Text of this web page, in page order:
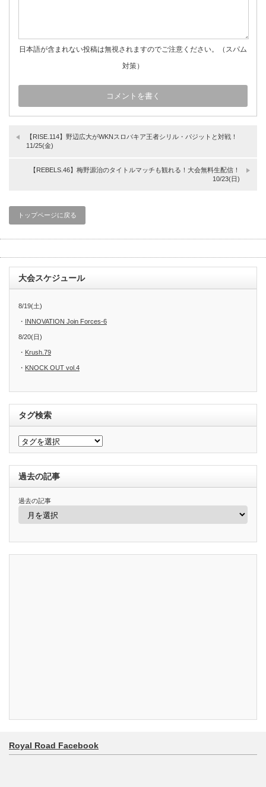
日本語が含まれない投稿は無視されますのでご注意ください。（スパム
対策）
【RISE.114】野辺広大がWKNスロバキア王者シリル・パジットと対戦！
11/25(金)
【REBELS.46】梅野源治のタイトルマッチも観れる！大会無料生配信！
10/23(日)
トップページに戻る
大会スケジュール
8/19(土)
・ INNOVATION Join Forces-6
8/20(日)
・ Krush.79
・ KNOCK OUT vol.4
タグ検索
過去の記事
過去の記事
Royal Road Facebook